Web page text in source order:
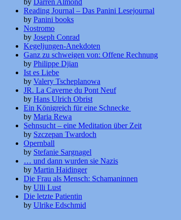
Reading Journal – Das Panini Lesejournal
by Panini books
Nostromo
by Joseph Conrad
Kegeljungen-Anekdoten
Ganz zu schweigen von: Offene Rechnung
by Philippe Djian
Ist es Liebe
by Valery Tscheplanowa
JR. La Caverne du Pont Neuf
by Hans Ulrich Obrist
Ein Königreich für eine Schnecke
by Maria Rewa
Sehnsucht – eine Meditation über Zeit
by Szczepan Twardoch
Opernball
by Stefanie Sargnagel
… und dann wurden sie Nazis
by Martin Haidinger
Die Frau als Mensch: Schamaninnen
by Ulli Lust
Die letzte Patientin
by Ulrike Edschmid